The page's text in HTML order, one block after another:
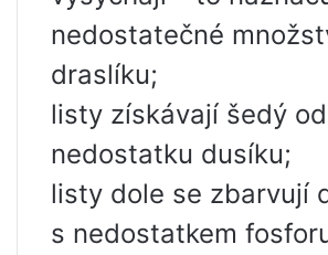
nedostatečné
draslíku;
listy získávají šedý
nedostatku dusíku;
listy dole se zbarvují
s ​​nedostatkem